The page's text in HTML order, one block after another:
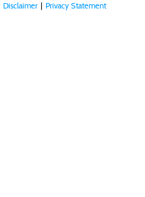
Disclaimer | Privacy Statement